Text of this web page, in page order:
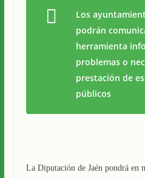
Los
podrán
herramienta
problemas o
prestación de
públicos
La Diputación de Jaén pondrá en